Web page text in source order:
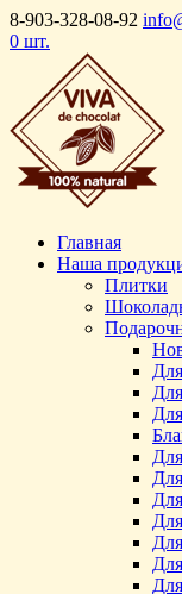
8-903-328-08-92
0 шт.
Главная
Наша
Плитки